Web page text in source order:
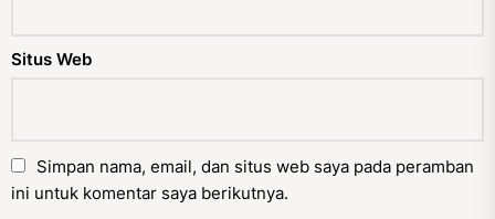
Situs Web
Simpan nama, email, dan situs web saya pada peramban
ini untuk komentar saya berikutnya.